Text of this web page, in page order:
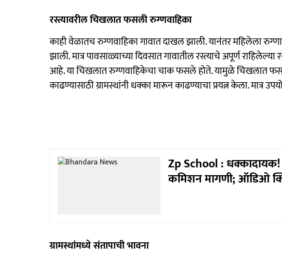
रस्त्यावरील चिखलात फसली रुग्णवाहिका
काही वेळातच रुग्णवाहिका गावात दाखल झाली. यानंतर महिलेला
झाली. मात्र पावसाळ्याच्या दिवसात गावातील रस्त्याचे अपूर्ण
आहे. या चिखलात रुग्णवाहिकेचा चाक फसले होते. यामुळे चिखलात
काढण्यासाठी ग्रामस्थांनी धक्का मारून काढण्याचा प्रयत्न केला. मात्र
Zp School : धक्कादायक!
कमिशन मागणी; ऑडिओ
ग्रामस्थांमध्ये संतापाची भावना